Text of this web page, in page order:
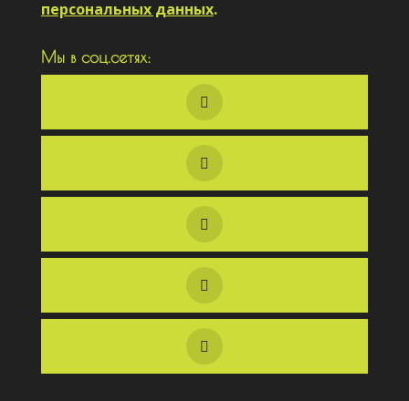
персональных данных.
Мы в соц.сетях: